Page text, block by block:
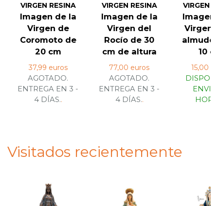
VIRGEN RESINA
Imagen de la
Virgen de
Coromoto de
20 cm
37,99 euros
AGOTADO.
ENTREGA EN 3 -
4 DÍAS..
VIRGEN RESINA
Imagen de la
Virgen del
Rocío de 30
cm de altura
77,00 euros
AGOTADO.
ENTREGA EN 3 -
4 DÍAS..
VIRGEN
Imagen
Virgen
10
15,00
Visitados recientemente